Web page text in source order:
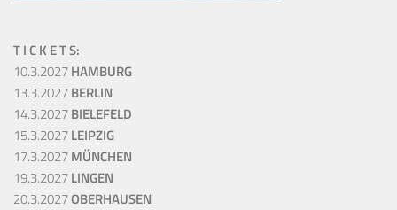
T I C K E T S:
10.3.2027HAMBURG
13.3.2027BERLIN
14.3.2027BIELEFELD
15.3.2027LEIPZIG
17.3.2027MÜNCHEN
19.3.2027LINGEN
20.3.2027OBERHAUSEN